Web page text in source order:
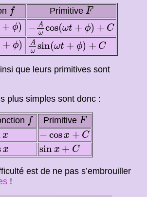
f
f PrimitiveF
F
+ ϕ)
ϕ) − A
ω cos(ωt + ϕ) + C
−Aωcos(ωt+ϕ)+C
+ ϕ)
+ϕ)
A
ω sin(ωt + ϕ) + C
Aωsin(ωt+ϕ)+C
que leurs primitives sont
plus simples sont donc :
f
f Primitive F
F
x
x − cosx + C
−cosx+C
x
x sin x + C
sinx+C
est de ne pas s’embrouiller
!